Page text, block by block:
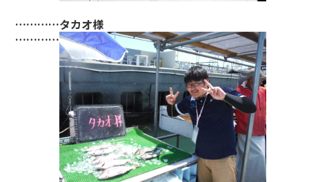
…………タカオ様
…………